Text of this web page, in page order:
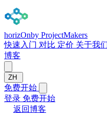
horizOnby ProjectMakers
快速入门 对比 定价 关于我
博客
ZH
免费开始
登录 免费开始
返回博客